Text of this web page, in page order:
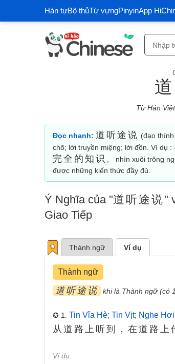
Hán tựBộ thủTừ vựngPinyinApp
Từ Hán
Đọc nhanh: 道听途说 (đạo
chõ; lời truyền miệng; lời đồn. Ví dụ :
完全的知识 。 nhìn xuôi trông
được những kiến thức đầy đủ.
Ý Nghĩa của "道听途说"
Giao Tiếp
Thành ngữ Ví dụ
Thành ngữ
道听途说 khi là Thành ngữ (có
✪ 1. Tin Vỉa Hè; Tin Vịt; Nghe
从道路上听到，在道路上
Ví dụ: